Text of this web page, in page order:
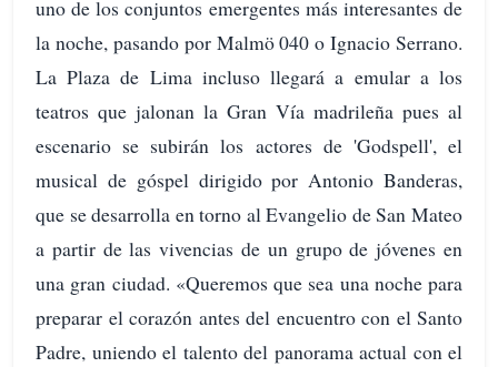
uno de los conjuntos emergentes más interesantes de
la noche, pasando por Malmö 040 o Ignacio Serrano.
La Plaza de Lima incluso llegará a emular a los
teatros que jalonan la Gran Vía madrileña pues al
escenario se subirán los actores de 'Godspell', el
musical de góspel dirigido por Antonio Banderas,
que se desarrolla en torno al Evangelio de San Mateo
a partir de las vivencias de un grupo de jóvenes en
una gran ciudad. «Queremos que sea una noche para
preparar el corazón antes del encuentro con el Santo
Padre, uniendo el talento del panorama actual con el